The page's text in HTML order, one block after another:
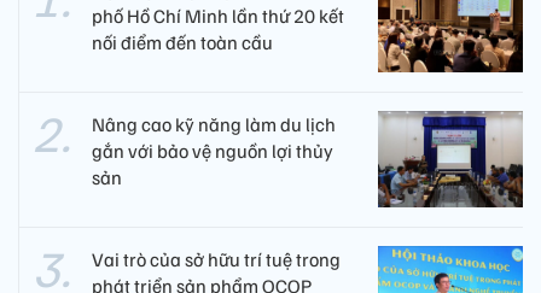
phố Hồ Chí Minh lần thứ 20 kết
nối điểm đến toàn cầu
Nâng cao kỹ năng làm du lịch
gắn với bảo vệ nguồn lợi thủy
sản
Vai trò của sở hữu trí tuệ trong
phát triển sản phẩm OCOP